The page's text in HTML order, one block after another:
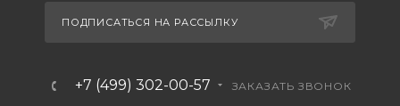
ПОДПИСАТЬСЯ НА РАССЫЛКУ
+7 (499) 302-00-57 ЗАКАЗАТЬ ЗВОНОК